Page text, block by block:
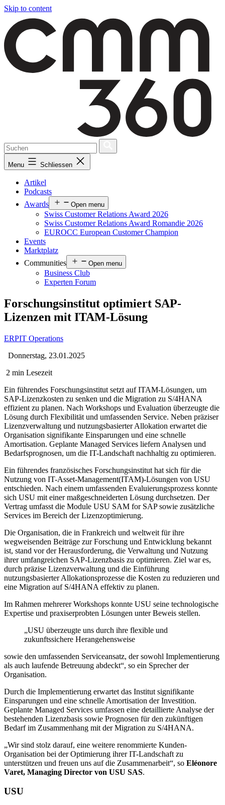
Skip to content
Menu Schliessen
Artikel
Podcasts
Awards
Open menu
Swiss Customer Relations Award 2026
Swiss Customer Relations Award Romandie 2026
EUROCC European Customer Champion
Events
Marktplatz
Communities
Open menu
Business Club
Experten Forum
Forschungsinstitut optimiert SAP-
Lizenzen mit ITAM-Lösung
ERPIT Operations
Donnerstag, 23.01.2025
2 min Lesezeit
Ein führendes Forschungsinstitut setzt auf ITAM-Lösungen, um
SAP-Lizenzkosten zu senken und die Migration zu S/4HANA
effizient zu planen. Nach Workshops und Evaluation überzeugte die
Lösung durch Flexibilität und umfassenden Service. Neben präziser
Lizenzverwaltung und nutzungsbasierter Allokation erwartet die
Organisation signifikante Einsparungen und eine schnelle
Amortisation. Geplante Managed Services liefern Analysen und
Bedarfsprognosen, um die IT-Landschaft nachhaltig zu optimieren.
Ein führendes französisches Forschungsinstitut hat sich für die
Nutzung von IT-Asset-Management(ITAM)-Lösungen von USU
entschieden. Nach einem umfassenden Evaluierungsprozess konnte
sich USU mit einer maßgeschneiderten Lösung durchsetzen. Der
Vertrag umfasst die Module USU SAM for SAP sowie zusätzliche
Services im Bereich der Lizenzoptimierung.
Die Organisation, die in Frankreich und weltweit für ihre
wegweisenden Beiträge zur Forschung und Entwicklung bekannt
ist, stand vor der Herausforderung, die Verwaltung und Nutzung
ihrer umfangreichen SAP-Lizenzbasis zu optimieren. Ziel war es,
durch präzise Lizenzverwaltung und die Einführung
nutzungsbasierter Allokationsprozesse die Kosten zu reduzieren und
eine Migration auf S/4HANA effektiv zu planen.
Im Rahmen mehrerer Workshops konnte USU seine technologische
Expertise und praxiserprobten Lösungen unter Beweis stellen.
„USU überzeugte uns durch ihre flexible und
zukunftssichere Herangehensweise
sowie den umfassenden Serviceansatz, der sowohl Implementierung
als auch laufende Betreuung abdeckt“, so ein Sprecher der
Organisation.
Durch die Implementierung erwartet das Institut signifikante
Einsparungen und eine schnelle Amortisation der Investition.
Geplante Managed Services umfassen eine detaillierte Analyse der
bestehenden Lizenzbasis sowie Prognosen für den zukünftigen
Bedarf im Zusammenhang mit der Migration zu S/4HANA.
„Wir sind stolz darauf, eine weitere renommierte Kunden-
Organisation bei der Optimierung ihrer IT-Landschaft zu
unterstützen und freuen uns auf die Zusammenarbeit“, so Eléonore
Varet, Managing Director von USU SAS.
USU